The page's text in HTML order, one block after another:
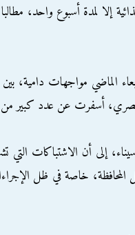
إلا لمدة أسبوع واحد،
الماضي مواجهات دامية،
أسفرت عن عدد كبير من
إلى أن الاشتباكات التي
المحافظة، خاصة في ظل